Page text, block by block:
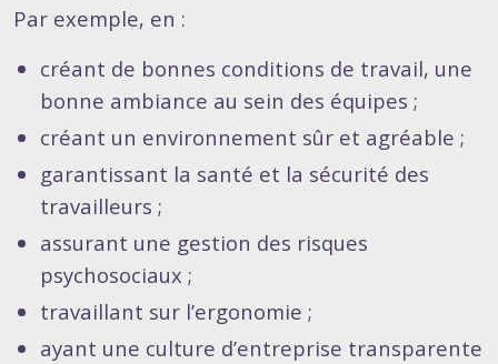
Par exemple, en :
créant de bonnes conditions de travail, une
bonne ambiance au sein des équipes ;
créant un environnement sûr et agréable ;
garantissant la santé et la sécurité des
travailleurs ;
assurant une gestion des risques
psychosociaux ;
travaillant sur l’ergonomie ;
ayant une culture d’entreprise transparente